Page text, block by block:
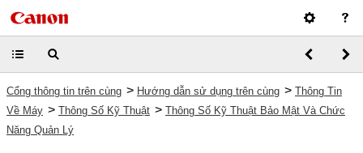
Cổng thông tin trên cùng > Hướng dẫn sử dụng trên cùng > Thông Tin
Về Máy > Thông Số Kỹ Thuật > Thông Số Kỹ Thuật Bảo Mật Và Chức
Năng Quản Lý